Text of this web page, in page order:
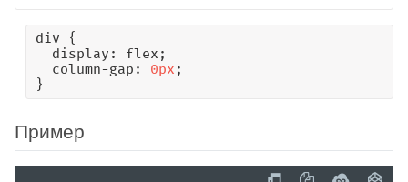
div {
  display: flex;
  column-gap:
0px ;
}
Пример
:lang()
:left
:link